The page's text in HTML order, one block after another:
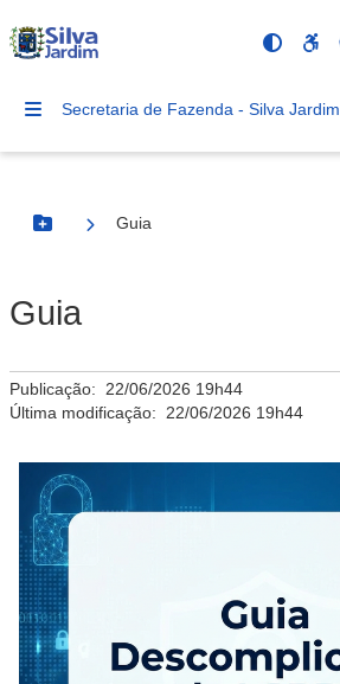
Secretaria de Fazenda - Silva Jardim
Botão Menu
Guia
Guia
Publicação: 22/06/2026 19h44
Última modificação: 22/06/2026 19h44